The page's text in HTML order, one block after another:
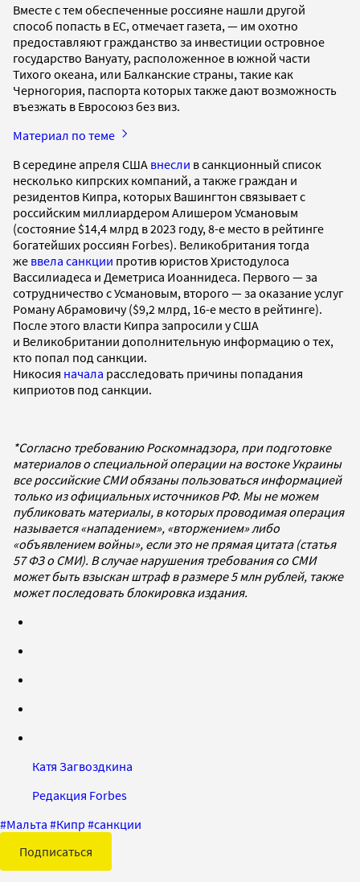
Вместе с тем обеспеченные россияне нашли другой
способ попасть в ЕС, отмечает газета, — им охотно
предоставляют гражданство за инвестиции островное
государство Вануату, расположенное в южной части
Тихого океана, или Балканские страны, такие как
Черногория, паспорта которых также дают возможность
въезжать в Евросоюз без виз.
Материал по теме
В середине апреля США внесли в санкционный список
несколько кипрских компаний, а также граждан и
резидентов Кипра, которых Вашингтон связывает с
российским миллиардером Алишером Усмановым
(состояние $14,4 млрд в 2023 году, 8-е место в рейтинге
богатейших россиян Forbes). Великобритания тогда
же ввела санкции против юристов Христодулоса
Вассилиадеса и Деметриса Иоаннидеса. Первого — за
сотрудничество с Усмановым, второго — за оказание услуг
Роману Абрамовичу ($9,2 млрд, 16-е место в рейтинге).
После этого власти Кипра запросили у США
и Великобритании дополнительную информацию о тех,
кто попал под санкции.
Никосия начала расследовать причины попадания
киприотов под санкции.
*Согласно требованию Роскомнадзора, при подготовке
материалов о специальной операции на востоке Украины
все российские СМИ обязаны пользоваться информацией
только из официальных источников РФ. Мы не можем
публиковать материалы, в которых проводимая операция
называется «нападением», «вторжением» либо
«объявлением войны», если это не прямая цитата (статья
57 ФЗ о СМИ). В случае нарушения требования со СМИ
может быть взыскан штраф в размере 5 млн рублей, также
может последовать блокировка издания.
Катя Загвоздкина
Редакция Forbes
#Мальта #Кипр #санкции
Подписаться